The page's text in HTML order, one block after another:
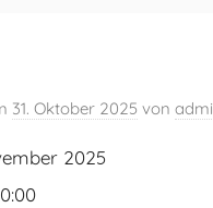
31. Oktober 2025 von
2025